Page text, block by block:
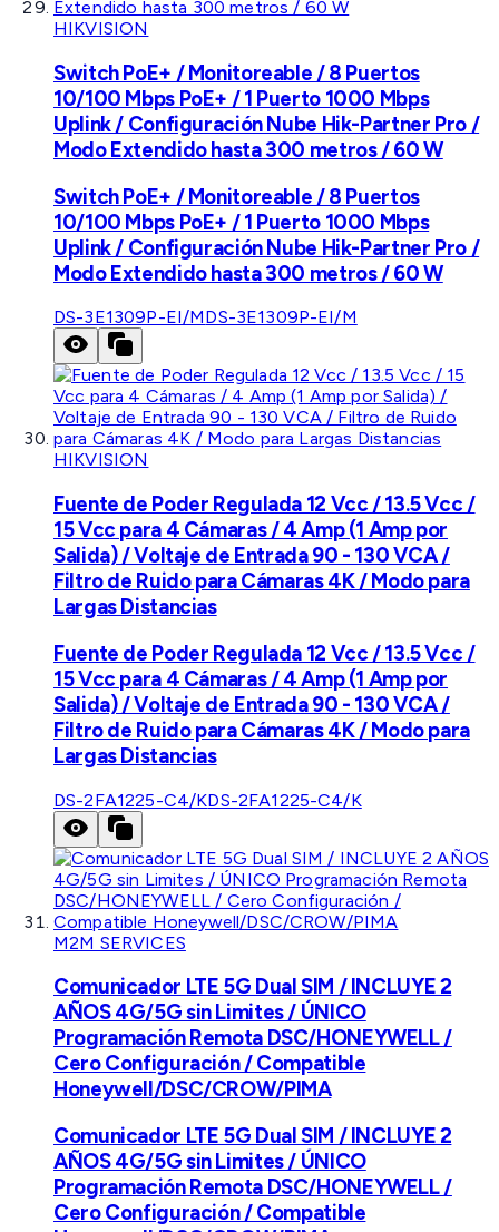
HIKVISION
Switch PoE+ / Monitoreable / 8 Puertos
10/100 Mbps PoE+ / 1 Puerto 1000 Mbps
Uplink / Configuración Nube Hik-Partner Pro /
Modo Extendido hasta 300 metros / 60 W
Switch PoE+ / Monitoreable / 8 Puertos
10/100 Mbps PoE+ / 1 Puerto 1000 Mbps
Uplink / Configuración Nube Hik-Partner Pro /
Modo Extendido hasta 300 metros / 60 W
DS-3E1309P-EI/MDS-3E1309P-EI/M
HIKVISION
Fuente de Poder Regulada 12 Vcc / 13.5 Vcc /
15 Vcc para 4 Cámaras / 4 Amp (1 Amp por
Salida) / Voltaje de Entrada 90 - 130 VCA /
Filtro de Ruido para Cámaras 4K / Modo para
Largas Distancias
Fuente de Poder Regulada 12 Vcc / 13.5 Vcc /
15 Vcc para 4 Cámaras / 4 Amp (1 Amp por
Salida) / Voltaje de Entrada 90 - 130 VCA /
Filtro de Ruido para Cámaras 4K / Modo para
Largas Distancias
DS-2FA1225-C4/KDS-2FA1225-C4/K
M2M SERVICES
Comunicador LTE 5G Dual SIM / INCLUYE 2
AÑOS 4G/5G sin Limites / ÚNICO
Programación Remota DSC/HONEYWELL /
Cero Configuración / Compatible
Honeywell/DSC/CROW/PIMA
Comunicador LTE 5G Dual SIM / INCLUYE 2
AÑOS 4G/5G sin Limites / ÚNICO
Programación Remota DSC/HONEYWELL /
Cero Configuración / Compatible